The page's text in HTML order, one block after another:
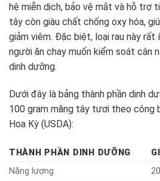
hệ miễn dịch, bảo vệ mắt và hỗ trợ
tây còn giàu chất chống oxy hóa,
giảm viêm. Đặc biệt, loại rau này rất
người ăn chay muốn kiểm soát cân
dinh dưỡng.
Dưới đây là bảng thành phần dinh
100 gram măng tây tươi theo công
Hoa Kỳ (USDA):
THÀNH PHẦN DINH DƯỠNG
Năng lượng